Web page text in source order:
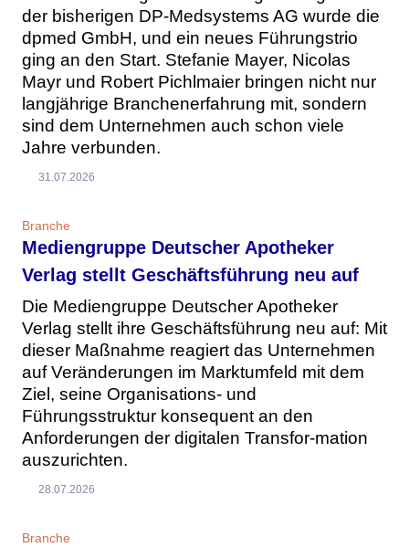
der bisherigen DP-Medsystems AG wurde die
dpmed GmbH, und ein neues Führungstrio
ging an den Start. Stefanie Mayer, Nicolas
Mayr und Robert Pichlmaier bringen nicht nur
langjährige Branchenerfahrung mit, sondern
sind dem Unternehmen auch schon viele
Jahre verbunden.
31.07.2026
Branche
Mediengruppe Deutscher Apotheker
Verlag stellt Geschäftsführung neu auf
Die Mediengruppe Deutscher Apotheker
Verlag stellt ihre Geschäftsführung neu auf: Mit
dieser Maßnahme reagiert das Unternehmen
auf Veränderungen im Marktumfeld mit dem
Ziel, seine Organisations- und
Führungsstruktur konsequent an den
Anforderungen der digitalen Transfor-mation
auszurichten.
28.07.2026
Branche